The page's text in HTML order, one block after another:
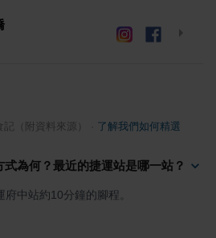
（附資料來源） 了解我們如何精選
為何？最近的捷運站是哪一站？
中站約10分鐘的腳程。